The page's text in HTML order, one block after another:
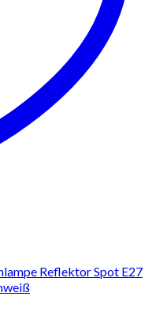
Reflektor Spot E27